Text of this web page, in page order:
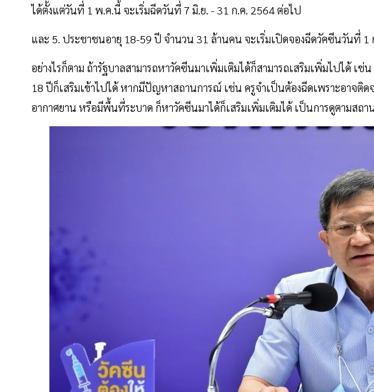
ได้ตั้งแต่วันที่ 1 พ.ค.นี้ จะเริ่มฉีดวันที่ 7 มิ.ย. - 31 ก.ค. 2564 ต่อไป
และ 5. ประชาชนอายุ 18-59 ปี จำนวน 31 ล้านคน จะเริ่มเปิดจองฉีดวัคซีนวันที่ 1
อย่างไรก็ตาม ถ้ารัฐบาลสามารถหาวัคซีนมาเพิ่มเติมได้ก็สามารถเสริมเพิ่มไปได้ เ
18 ปีก็เสริมเข้าไปได้ หากมีปัญหาสถานการณ์ เช่น ครูจำเป็นต้องฉีดเพราะอาจติด
อากาศยาน หรือมีพื้นที่ระบาด ก็หาวัคซีนมาได้ก็เสริมเพิ่มเติมได้ เป็นการดูตามสถ